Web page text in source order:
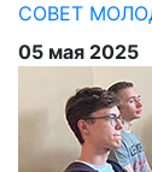
СОВЕТ
05 мая 2025